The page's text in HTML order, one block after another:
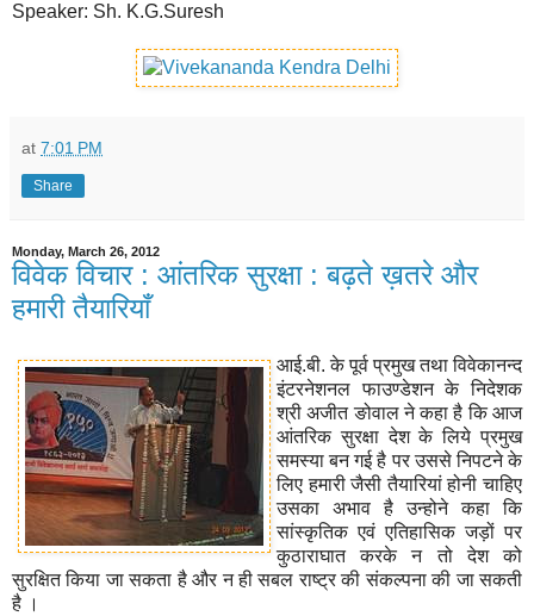
Speaker: Sh. K.G.Suresh
at 7:01 PM
Share
Monday, March 26, 2012
विवेक विचार : आंतरिक सुरक्षा : बढ़ते ख़तरे और
हमारी तैयारियाँ
आई.बी. के पूर्व प्रमुख तथा विवेकानन्द
इंटरनेशनल फाउण्डेशन के निदेशक
श्री अजीत ङोवाल ने कहा है कि आज
आंतरिक सुरक्षा देश के लिये प्रमुख
समस्या बन गई है पर उससे निपटने के
लिए हमारी जैसी तैयारियां होनी चाहिए
उसका अभाव है उन्होने कहा कि
सांस्कृतिक एवं एतिहासिक जड़ों पर
कुठाराघात करके न तो देश को
सुरक्षित किया जा सकता है और न ही सबल राष्ट्र की संकल्पना की जा सकती
है ।